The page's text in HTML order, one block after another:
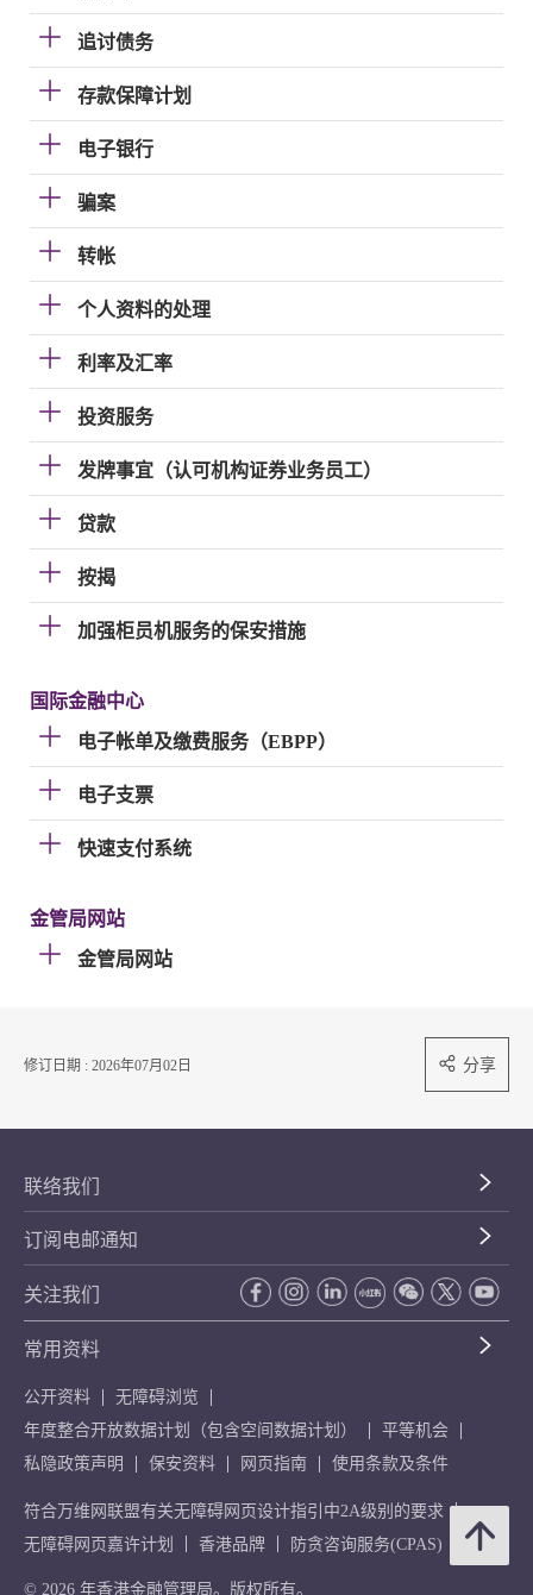
追讨债务
存款保障计划
电子银行
骗案
转帐
个人资料的处理
利率及汇率
投资服务
发牌事宜（认可机构证券业务员工）
贷款
按揭
加强柜员机服务的保安措施
国际金融中心
电子帐单及缴费服务（EBPP）
电子支票
快速支付系统
金管局网站
金管局网站
修订日期 : 2026年07月02日 分享
联络我们
订阅电邮通知
关注我们
常用资料
公开资料
无障碍浏览
年度整合开放数据计划（包含空间数据计划）
平等机会
私隐政策声明
保安资料 网页指南 使用条款及条件
符合万维网联盟有关无障碍网页设计指引中2A级别的要求
无障碍网页嘉许计划
香港品牌 防贪咨询服务(CPAS)
© 2026 年香港金融管理局。版权所有。